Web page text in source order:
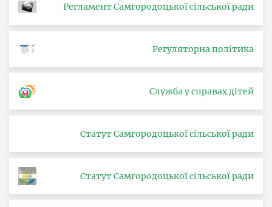
Регламент Самгородоцької сільської ради
Регуляторна політика
Служба у справах дітей
Статут Самгородоцької сільської ради
Статут Самгородоцької сільської ради